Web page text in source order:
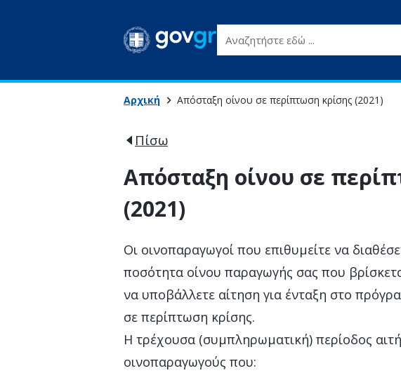
Αναζητήστε εδώ ...
Αρχική Απόσταξη οίνου σε περίπτωση κρίσης (2021)
Πίσω
Απόσταξη οίνου σε
(2021)
Οι οινοπαραγωγοί που επιθυμείτε να
ποσότητα οίνου παραγωγής σας που
να υποβάλλετε αίτηση για ένταξη στο
σε περίπτωση κρίσης.
Η τρέχουσα (συμπληρωματική) περίοδος
οινοπαραγωγούς που: